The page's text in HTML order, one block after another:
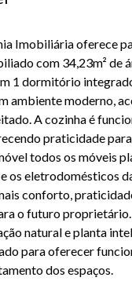
Imobiliária oferece
com 34,23m² de
1 dormitório
ambiente moderno,
A cozinha é
praticidade
todos os móveis
os eletrodomésticos
conforto,
o futuro proprietário.
natural e planta
para oferecer
dos espaços.